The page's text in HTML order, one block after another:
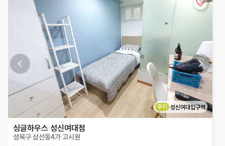
우이 성신여대입구역
싱글하우스 성신여대점
성북구 삼선동4가 고시원